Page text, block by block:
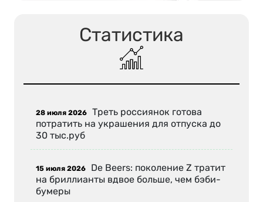
Статистика
28 июля 2026 Треть россиянок готова
потратить на украшения для отпуска до
30 тыс.руб
15 июля 2026 De Beers: поколение Z тратит
на бриллианты вдвое больше, чем бэби-
бумеры